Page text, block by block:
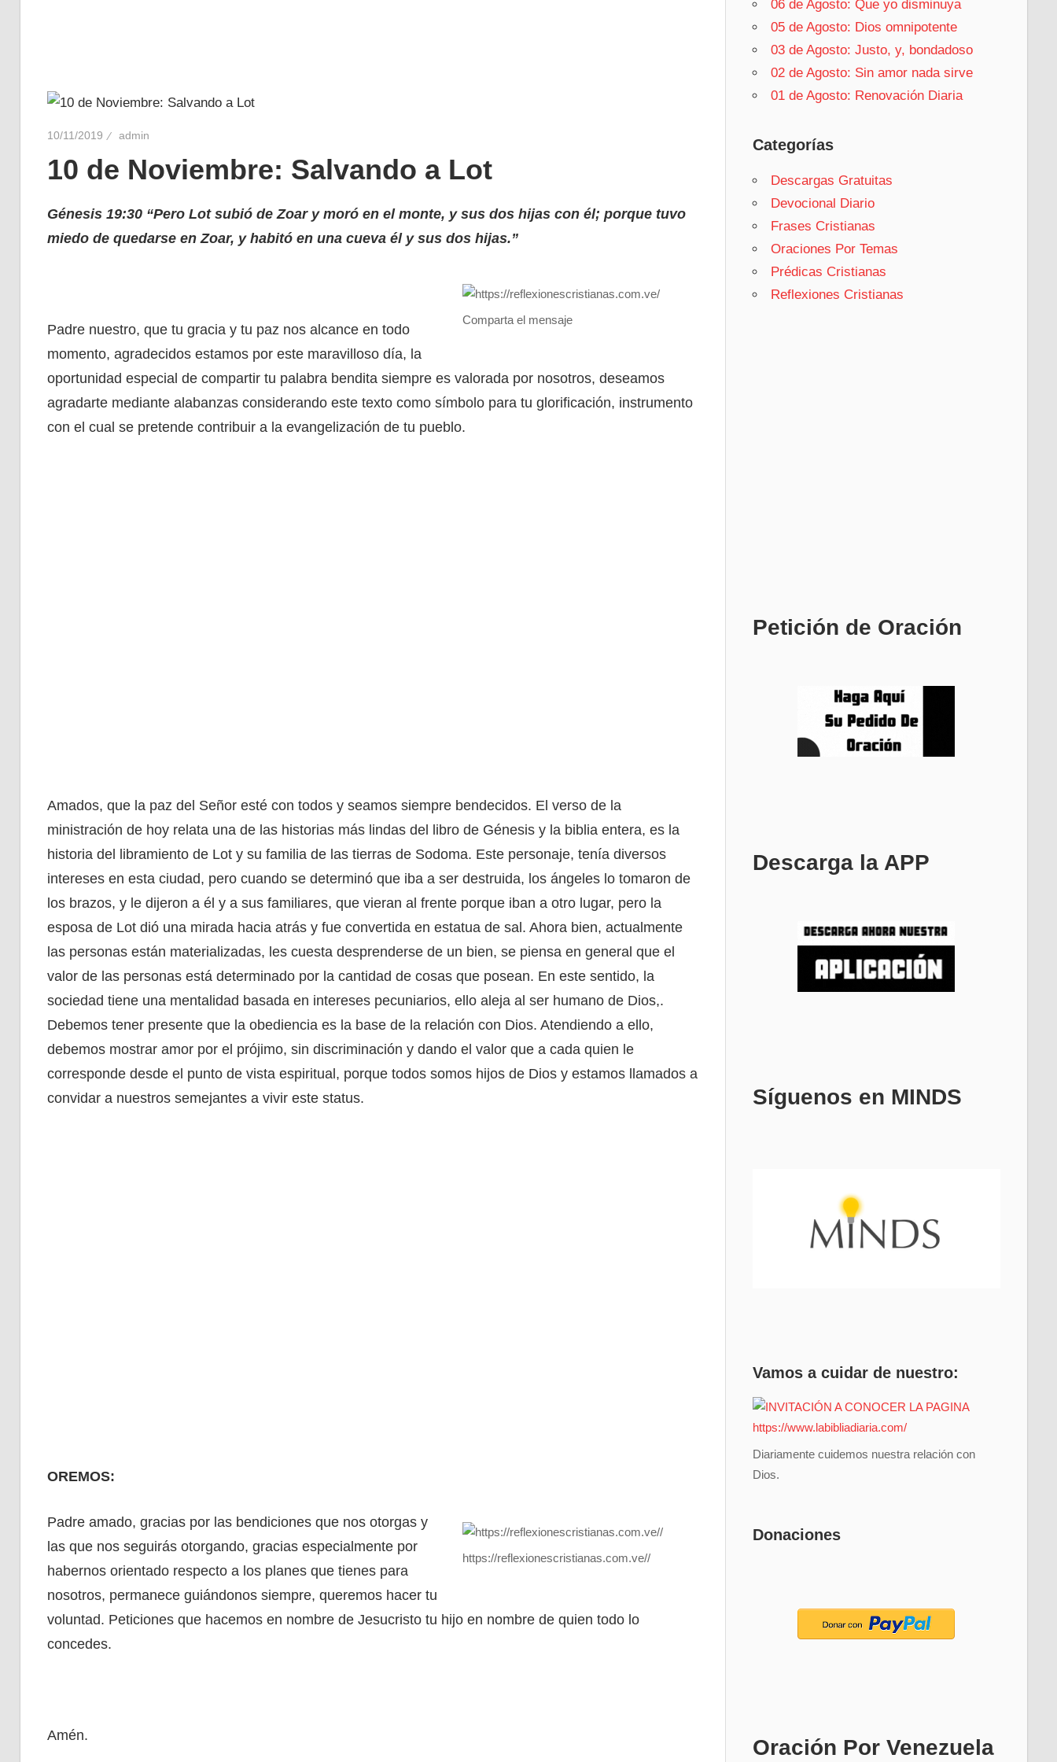
10/11/2019 admin
10 de Noviembre: Salvando a Lot
Génesis 19:30 “Pero Lot subió de Zoar y moró en el monte, y sus dos hijas con él; porque tuvo
miedo de quedarse en Zoar, y habitó en una cueva él y sus dos hijas.”
Comparta el mensaje
Padre nuestro, que tu gracia y tu paz nos alcance en todo
momento, agradecidos estamos por este maravilloso día, la
oportunidad especial de compartir tu palabra bendita siempre es valorada por nosotros, deseamos
agradarte mediante alabanzas considerando este texto como símbolo para tu glorificación, instrumento
con el cual se pretende contribuir a la evangelización de tu pueblo.
Amados, que la paz del Señor esté con todos y seamos siempre bendecidos. El verso de la
ministración de hoy relata una de las historias más lindas del libro de Génesis y la biblia entera, es la
historia del libramiento de Lot y su familia de las tierras de Sodoma. Este personaje, tenía diversos
intereses en esta ciudad, pero cuando se determinó que iba a ser destruida, los ángeles lo tomaron de
los brazos, y le dijeron a él y a sus familiares, que vieran al frente porque iban a otro lugar, pero la
esposa de Lot dió una mirada hacia atrás y fue convertida en estatua de sal. Ahora bien, actualmente
las personas están materializadas, les cuesta desprenderse de un bien, se piensa en general que el
valor de las personas está determinado por la cantidad de cosas que posean. En este sentido, la
sociedad tiene una mentalidad basada en intereses pecuniarios, ello aleja al ser humano de Dios,.
Debemos tener presente que la obediencia es la base de la relación con Dios. Atendiendo a ello,
debemos mostrar amor por el prójimo, sin discriminación y dando el valor que a cada quien le
corresponde desde el punto de vista espiritual, porque todos somos hijos de Dios y estamos llamados a
convidar a nuestros semejantes a vivir este status.
OREMOS:
https://reflexionescristianas.com.ve//
Padre amado, gracias por las bendiciones que nos otorgas y
las que nos seguirás otorgando, gracias especialmente por
habernos orientado respecto a los planes que tienes para
nosotros, permanece guiándonos siempre, queremos hacer tu
voluntad. Peticiones que hacemos en nombre de Jesucristo tu hijo en nombre de quien todo lo
concedes.
Amén.
06 de Agosto: Que yo disminuya
05 de Agosto: Dios omnipotente
03 de Agosto: Justo, y, bondadoso
02 de Agosto: Sin amor nada sirve
01 de Agosto: Renovación Diaria
Categorías
Descargas Gratuitas
Devocional Diario
Frases Cristianas
Oraciones Por Temas
Prédicas Cristianas
Reflexiones Cristianas
Petición de Oración
Descarga la APP
Síguenos en MINDS
Vamos a cuidar de nuestro:
Diariamente cuidemos nuestra relación con
Dios.
Donaciones
Oración Por Venezuela